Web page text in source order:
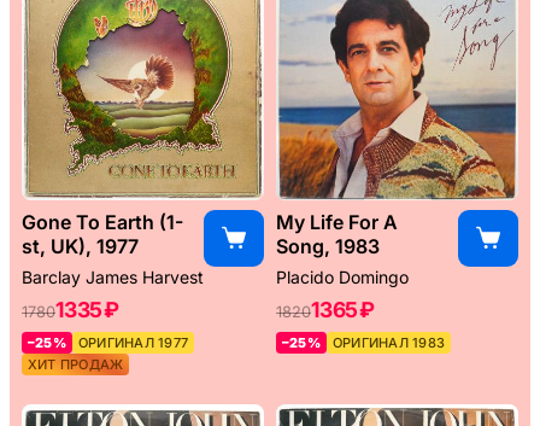
Gone To Earth (1-
st, UK), 1977
Barclay James Harvest
17801335 ₽
–25%
ОРИГИНАЛ 1977
ХИТ ПРОДАЖ
My Life For A
Song, 1983
Placido Domingo
18201365 ₽
–25% ОРИГИНАЛ 1983